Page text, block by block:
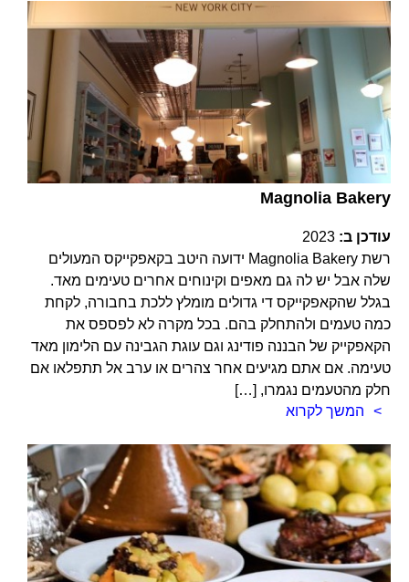
Magnolia Bakery
עודכן ב: 2023
רשת Magnolia Bakery ידועה היטב בקאפקייקס המעולים
שלה אבל יש לה גם מאפים וקינוחים אחרים טעימים מאד.
בגלל שהקאפקייקס די גדולים מומלץ ללכת בחבורה, לקחת
כמה טעמים ולהתחלק בהם. בכל מקרה לא לפספס את
הקאפקייק של הבננה פודינג וגם עוגת הגבינה עם הלימון מאד
טעימה. אם אתם מגיעים אחר צהרים או ערב אל תתפלאו אם
חלק מהטעמים נגמרו, […]
המשך לקרוא